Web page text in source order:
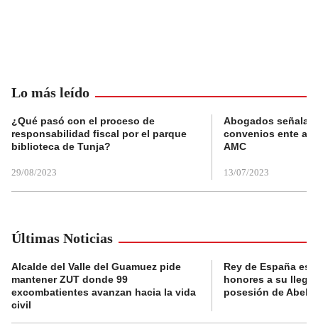
Lo más leído
¿Qué pasó con el proceso de
responsabilidad fiscal por el parque
biblioteca de Tunja?
29/08/2023
Abogados
convenios ente
AMC
13/07/2023
Últimas Noticias
Alcalde del Valle del Guamuez pide
mantener ZUT donde 99
excombatientes avanzan hacia la vida
civil
Rey de España es
honores a su
posesión de